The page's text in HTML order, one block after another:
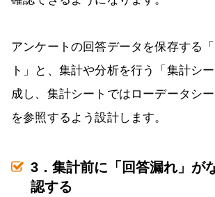
アンケートの回答データを保存する
ト」と、集計や分析を行う「集計シ
成し、集計シートではローデータシ
を参照するよう設計します。
3．集計前に「回答漏れ」が
認する